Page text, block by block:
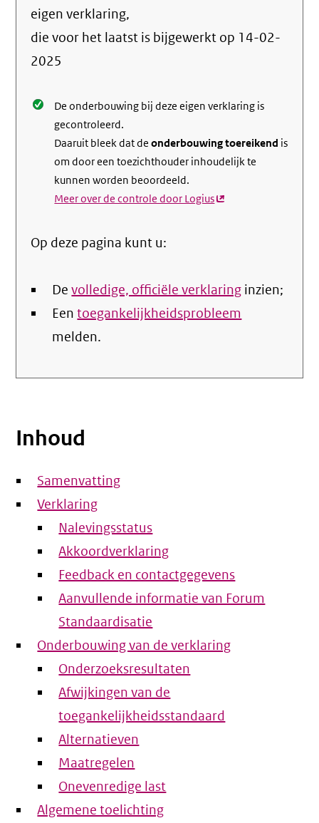
over
eigen verklaring,
die voor het laatst is bijgewerkt op 14-02-
2025
De onderbouwing bij deze eigen verklaring is
gecontroleerd.
Daaruit bleek dat deonderbouwing toereikend is
om door een toezichthouder inhoudelijk te
kunnen worden beoordeeld.
Meer over de controle door Logius(externe
Op deze pagina kunt u:
Devolledige, officiële verklaring inzien;
Eentoegankelijkheidsprobleem
melden.
Inhoud
Samenvatting
Verklaring
Nalevingsstatus
Akkoordverklaring
Feedback en contactgegevens
Aanvullende informatie van Forum
Standaardisatie
Onderbouwing van de verklaring
Onderzoeksresultaten
Afwijkingen van de
toegankelijkheidsstandaard
Alternatieven
Maatregelen
Onevenredige last
Algemene toelichting